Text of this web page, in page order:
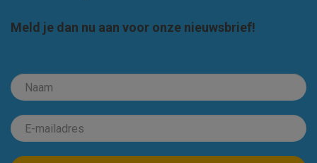
Meld je dan nu aan voor onze nieuwsbrief!